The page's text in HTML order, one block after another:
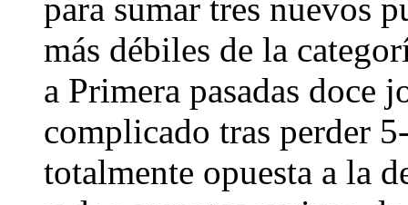
para sumar tres nuevos
más débiles de la
a Primera pasadas doce
complicado tras perder
totalmente opuesta a la